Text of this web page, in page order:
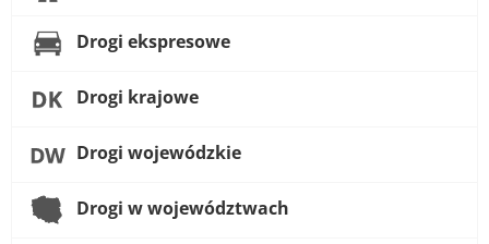
Drogi ekspresowe
Drogi krajowe
Drogi wojewódzkie
Drogi w województwach